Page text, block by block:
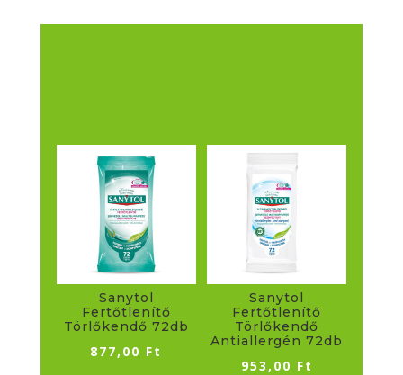
Sanytol
Fertőtlenítő
Törlőkendő 72db
877,00 Ft
Sanytol
Fertőtlenítő
Törlőkendő
Antiallergén 72db
953,00 Ft